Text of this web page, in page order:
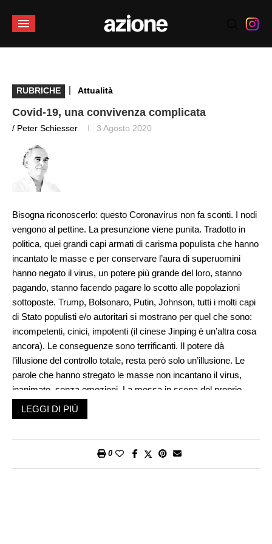
RUBRICHE | Attualità
Covid-19, una convivenza complicata
/ Peter Schiesser 3 Agosto 2020
Bisogna riconoscerlo: questo Coronavirus non fa sconti. I nodi
vengono al pettine. La presunzione viene punita. Tradotto in
politica, quei grandi capi armati di carisma populista che hanno
incantato le masse e per conservare l’aura di superuomini
hanno negato il virus, un potere più grande del loro, stanno
pagando, stanno facendo pagare lo scotto alle popolazioni
sottoposte. Trump, Bolsonaro, Putin, Johnson, tutti i molti capi
di Stato populisti e/o autoritari si mostrano per quel che sono:
incompetenti, cinici, impotenti (il cinese Jinping è un’altra cosa
ancora). Le conseguenze sono terrificanti. Il potere dà
l’illusione del controllo totale, resta però solo un’illusione. Le
parole che hanno stregato le masse non incantano il virus,
inanimato, senza emozioni. La messa in scena del proprio
ego, spesso spropositato, si rivela per quel che è: spettacolo
patetico, purtroppo anche tragico. La politica non è qualcosa di
costa vite umane, crea danni economici, nel sud del mondo
LEGGI DI PIÙ
0